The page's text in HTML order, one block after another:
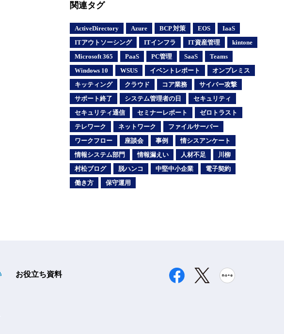
関連タグ
ActiveDirectory Azure BCP 対策 EOS
IaaS
ITアウトソーシング
ITインフラ IT資産管理
kintone
Microsoft 365
PaaS PC管理 SaaS
Teams
Windows 10
WSUS イベントレポート
オンプレミス
キッティング
クラウド コア業務
サイバー攻撃
サポート終了
システム管理者の日
セキュリティ
セキュリティ通信
セミナーレポート
ゼロトラスト
テレワーク
ネットワーク
ファイルサーバー
ワークフロー
座談会 事例
情シスアンケート
情報システム部門
情報漏えい 人材不足
川柳
村松ブログ
脱ハンコ 中堅中小企業
電子契約
働き方
保守運用
お役立ち資料